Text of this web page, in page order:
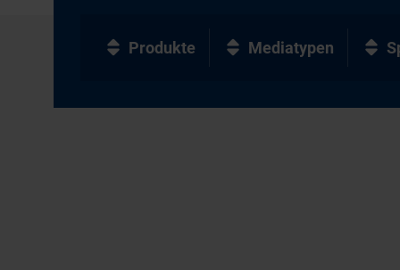
Produkte Mediatypen